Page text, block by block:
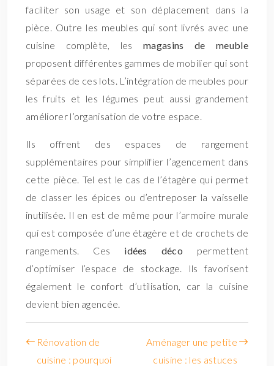
faciliter son usage et son déplacement dans la
pièce. Outre les meubles qui sont livrés avec une
cuisine complète, lesmagasins de meuble
proposent différentes gammes de mobilier qui sont
séparées de ces lots. L’intégration de meubles pour
les fruits et les légumes peut aussi grandement
améliorer l’organisation de votre espace.
Ils offrent des espaces de rangement
supplémentaires pour simplifier l’agencement dans
cette pièce. Tel est le cas de l’étagère qui permet
de classer les épices ou d’entreposer la vaisselle
inutilisée. Il en est de même pour l’armoire murale
qui est composée d’une étagère et de crochets de
rangements. Ces idées déco permettent
d’optimiser l’espace de stockage. Ils favorisent
également le confort d’utilisation, car la cuisine
devient bien agencée.
Rénovation de
cuisine : pourquoi
Aménager une petite
cuisine : les astuces